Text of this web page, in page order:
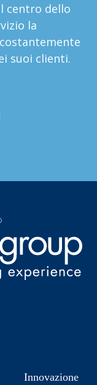
centro dello
la
suoi clienti.
Innovazione